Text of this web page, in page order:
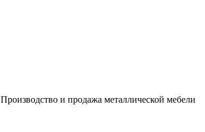
Производство и продажа металлической мебели